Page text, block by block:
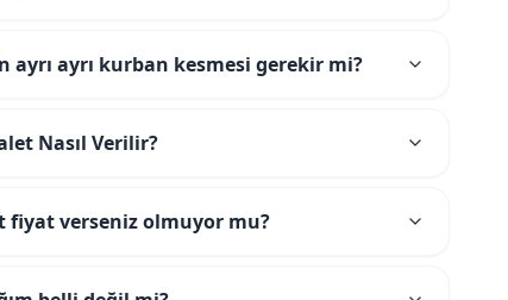
ayrı kurban kesmesi gerekir mi?
Nasıl Verilir?
fiyat verseniz olmuyor mu?